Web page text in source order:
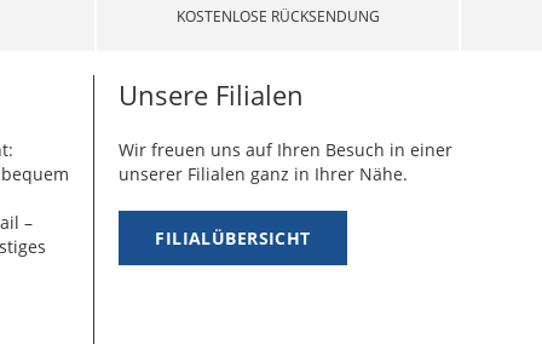
KOSTENLOSE RÜCKSENDUNG
–
Unsere Filialen
Wir freuen uns auf Ihren Besuch in einer
unserer Filialen ganz in Ihrer Nähe.
FILIALÜBERSICHT